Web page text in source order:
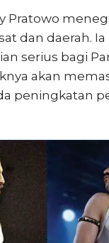
Pratowo
dan daerah.
serius bagi
akan
peningkatan